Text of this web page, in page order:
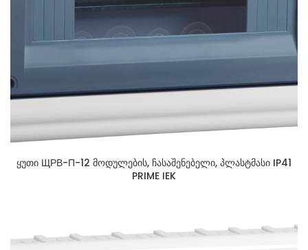
ყუთი ЩРВ-П-12 მოდულების, ჩასაშენებელი, პლასტმასი IP41
PRIME IEK